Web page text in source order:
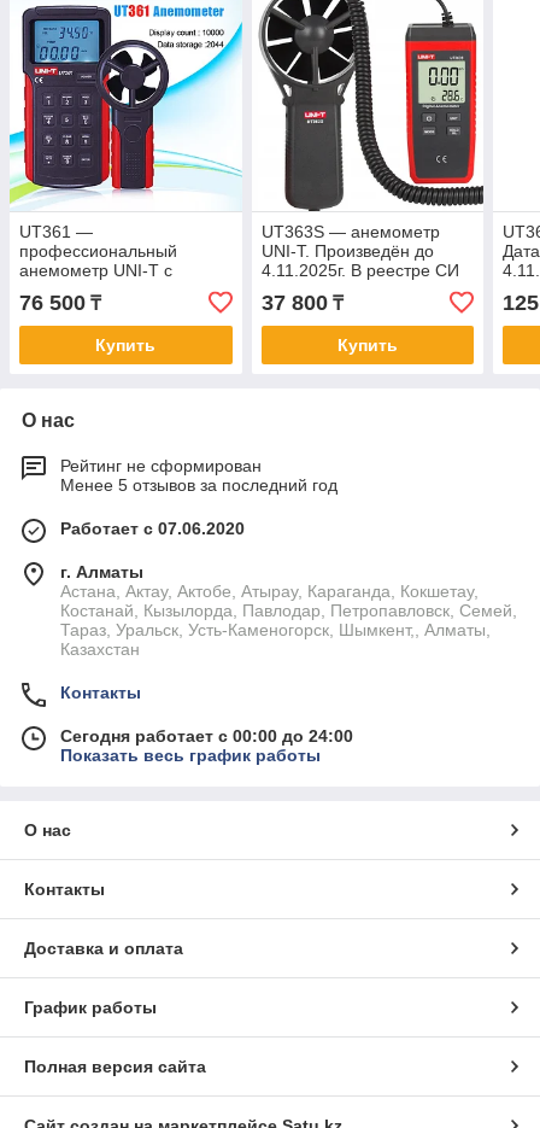
UT361 —
профессиональный
анемометр UNI-T с
измерением скорости,
объёма воздуха и
температуры. 2026 г.в.
76 500 ₸
Купить
UT363S — анемометр
UNI-T. Произведён до
4.11.2025г. В реестре СИ
37 800₸
Купить
О нас
Рейтинг не сформирован
Менее 5 отзывов за последний год
Работает с 07.06.2020
г. Алматы
Астана, Актау, Актобе, Атырау, Караганда, Кокшетау,
Костанай, Кызылорда, Павлодар, Петропавловск, Семей,
Тараз, Уральск, Усть-Каменогорск, Шымкент,, Алматы,
Казахстан
Контакты
Сегодня работает с 00:00 до 24:00
Показать весь график работы
О нас
Контакты
Доставка и оплата
График работы
Полная версия сайта